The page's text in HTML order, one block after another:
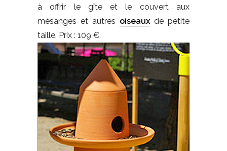
à offrir le gîte et le couvert aux
mésanges et autres oiseaux de petite
taille. Prix : 109 €.